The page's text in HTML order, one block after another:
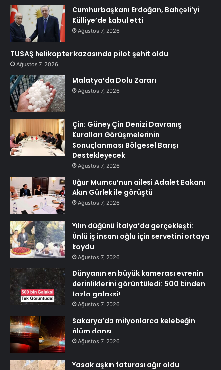
Cumhurbaşkanı Erdoğan, Bahçeli’yi
Külliye’de kabul etti
Ağustos 7, 2026
TUSAŞ helikopter kazasında pilot şehit oldu
Ağustos 7, 2026
Malatya’da Dolu Zararı
Ağustos 7, 2026
Çin: Güney Çin Denizi Davranış
Kuralları Görüşmelerinin
Sonuçlanması Bölgesel Barışı
Destekleyecek
Ağustos 7, 2026
Uğur Mumcu’nun ailesi Adalet Bakanı
Akın Gürlek ile görüştü
Ağustos 7, 2026
Yılın düğünü İtalya’da gerçekleşti:
Ünlü iş insanı oğlu için servetini ortaya
koydu
Ağustos 7, 2026
Dünyanın en büyük kamerası evrenin
derinliklerini görüntüledi: 500 binden
fazla galaksi!
Ağustos 7, 2026
Sakarya’da milyonlarca kelebeğin
ölüm dansı
Ağustos 7, 2026
Yasak aşkın faturası ağır oldu